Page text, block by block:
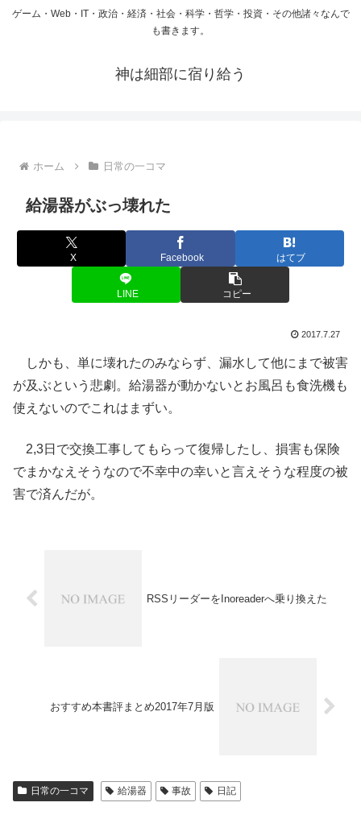
ゲーム・Web・IT・政治・経済・社会・科学・哲学・投資・その他諸々なんで
も書きます。
神は細部に宿り給う
ホーム 日常の一コマ
給湯器がぶっ壊れた
X Facebook はてブ
LINE コピー
2017.7.27
しかも、単に壊れたのみならず、漏水して他にまで被害
が及ぶという悲劇。給湯器が動かないとお風呂も食洗機も
使えないのでこれはまずい。
2,3日で交換工事してもらって復帰したし、損害も保険
でまかなえそうなので不幸中の幸いと言えそうな程度の被
害で済んだが。
RSSリーダーをInoreaderへ乗り換えた
おすすめ本書評まとめ2017年7月版
日常の一コマ 給湯器 事故 日記